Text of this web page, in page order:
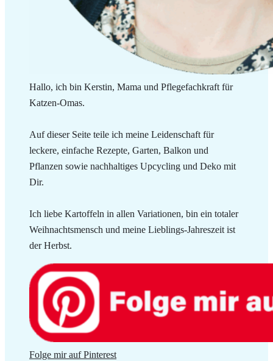
Hallo, ich bin Kerstin, Mama und Pflegefachkraft für
Katzen-Omas.
Auf dieser Seite teile ich meine Leidenschaft für
leckere, einfache Rezepte, Garten, Balkon und
Pflanzen sowie nachhaltiges Upcycling und Deko mit
Dir.
Ich liebe Kartoffeln in allen Variationen, bin ein totaler
Weihnachtsmensch und meine Lieblings-Jahreszeit ist
der Herbst.
Folge mir auf Pinterest